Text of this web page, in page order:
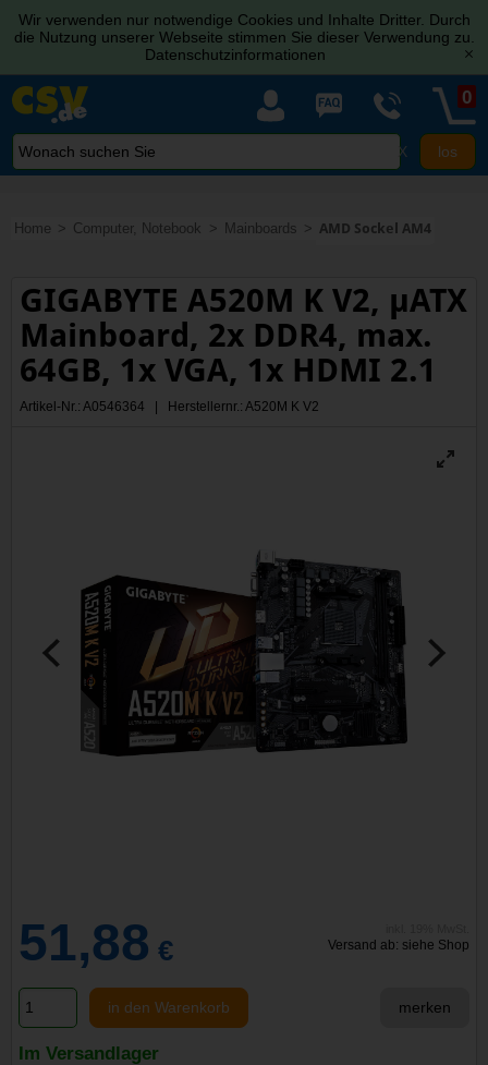
Wir verwenden nur notwendige Cookies und Inhalte Dritter. Durch
die Nutzung unserer Webseite stimmen Sie dieser Verwendung zu.
Datenschutzinformationen
[x]
X
0
Home Computer, Notebook Mainboards AMD Sockel AM4
GIGABYTE A520M K V2, µATX
Mainboard, 2x DDR4, max.
64GB, 1x VGA, 1x HDMI 2.1
Artikel-Nr.: A0546364 | Herstellernr.: A520M K V2
51,88 € Versand ab: siehe Shop
in den Warenkorb merken
Im Versandlager